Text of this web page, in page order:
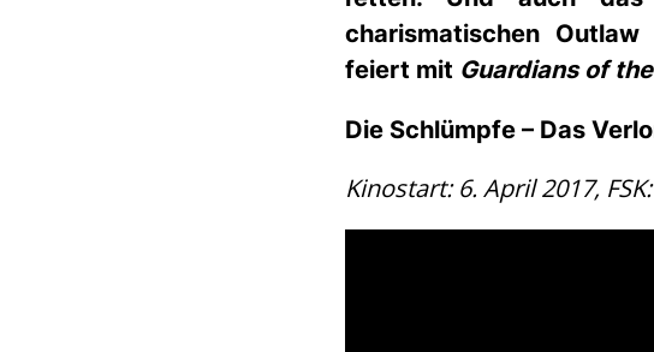
charismatischen
feiert mit Guardians of
Die Schlümpfe – Das
Kinostart: 6. April 2017,